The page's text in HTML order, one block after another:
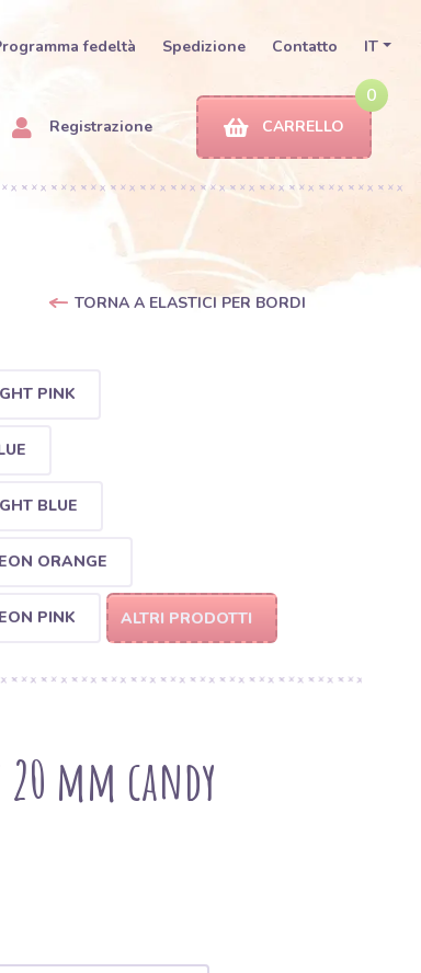
fedeltà Spedizione Contatto IT
Registrazione
0
CARRELLO
TORNA A ELASTICI PER BORDI
PINK
BLUE
ORANGE
PINK ALTRI PRODOTTI
mm candy